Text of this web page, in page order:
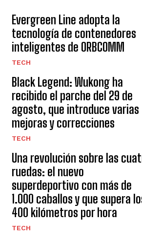
Evergreen Line adopta la
tecnología de contenedores
inteligentes de ORBCOMM
TECH
Black Legend: Wukong ha
recibido el parche del 29 de
agosto, que introduce varias
mejoras y correcciones
TECH
Una revolución sobre las
ruedas: el nuevo
superdeportivo con más de
1.000 caballos y que supera
400 kilómetros por hora
TECH